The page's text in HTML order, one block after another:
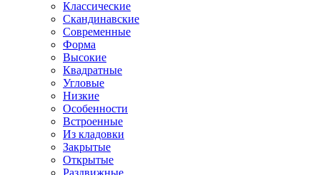
Классические
Скандинавские
Современные
Форма
Высокие
Квадратные
Угловые
Низкие
Особенности
Встроенные
Из кладовки
Закрытые
Открытые
Раздвижные